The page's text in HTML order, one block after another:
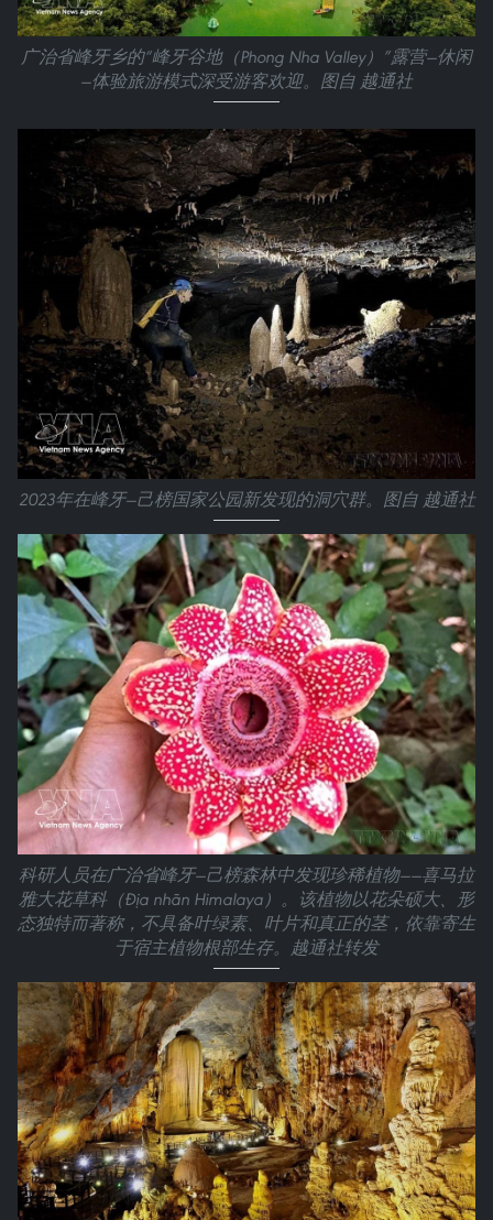
广治省峰牙乡的“峰牙谷地（Phong Nha Valley）”露营—休闲
—体验旅游模式深受游客欢迎。图自 越通社
2023年在峰牙—己榜国家公园新发现的洞穴群。图自 越通社
科研人员在广治省峰牙—己榜森林中发现珍稀植物——喜马拉
雅大花草科（Địa nhãn Himalaya）。该植物以花朵硕大、形
态独特而著称，不具备叶绿素、叶片和真正的茎，依靠寄生
于宿主植物根部生存。越通社转发